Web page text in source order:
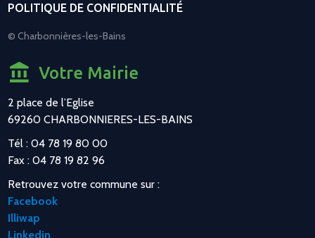
POLITIQUE DE CONFIDENTIALITÉ
© Charbonnières-les-Bains
Votre Mairie
2 place de l’Eglise
69260 CHARBONNIERES-LES-BAINS
Tél : 04 78 19 80 00
Fax : 04 78 19 82 96
Retrouvez votre commune sur :
Facebook
Illiwap
Linkedin